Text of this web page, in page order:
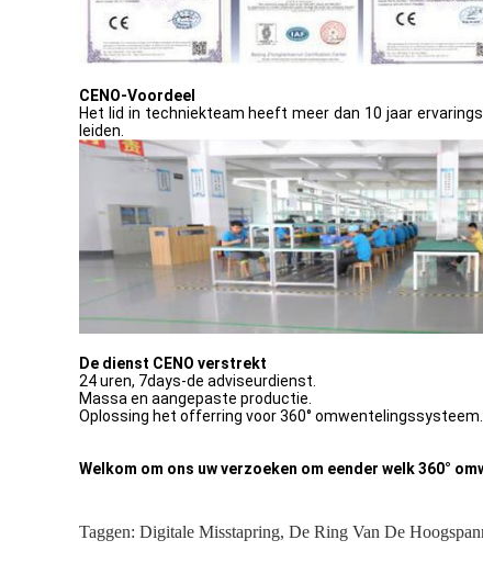
CENO-Voordeel
Het lid in techniekteam heeft meer dan 10 jaar
leiden.
De dienst CENO verstrekt
24 uren, 7days-de adviseurdienst.
Massa en aangepaste productie.
Oplossing het offerring voor 360° omwentelingssysteem.
Welkom om ons uw verzoeken om eender welk 360°
Taggen: Digitale Misstapring, De Ring Van De